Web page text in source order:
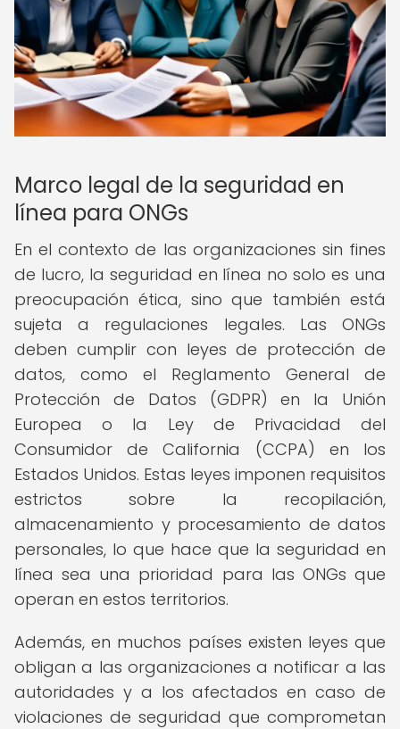
Marco legal de la seguridad en
línea para ONGs
En el contexto de las organizaciones sin fines
de lucro, la seguridad en línea no solo es una
preocupación ética, sino que también está
sujeta a regulaciones legales. Las ONGs
deben cumplir con leyes de protección de
datos, como el Reglamento General de
Protección de Datos (GDPR) en la Unión
Europea o la Ley de Privacidad del
Consumidor de California (CCPA) en los
Estados Unidos. Estas leyes imponen requisitos
estrictos sobre la recopilación,
almacenamiento y procesamiento de datos
personales, lo que hace que la seguridad en
línea sea una prioridad para las ONGs que
operan en estos territorios.
Además, en muchos países existen leyes que
obligan a las organizaciones a notificar a las
autoridades y a los afectados en caso de
violaciones de seguridad que comprometan